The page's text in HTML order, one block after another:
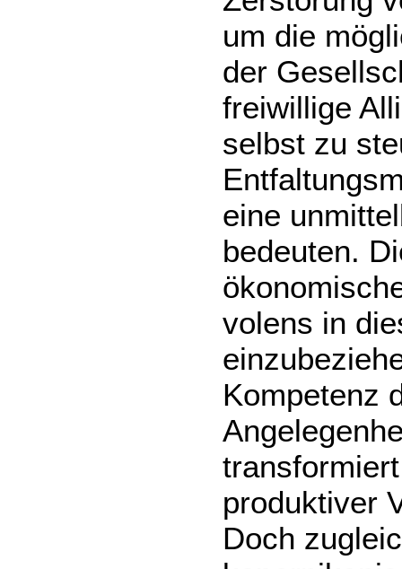
um die
der
freiwillige
selbst zu
eine
bedeuten.
volens in
Kompetenz
produktiver
Doch